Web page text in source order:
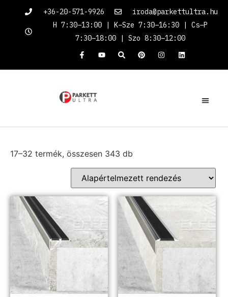
+36-20-571-9926
iroda@parkettultra.hu
H 7:30–13:00 | K–Sze 7:30–16:30 | Cs–P
7:30–18:00 | Szo 8:30–12:00
17–32 termék, összesen 343 db